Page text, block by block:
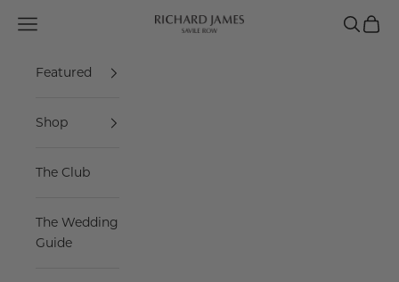
Richard James Savile Row
Navigation menu Search
Cart
Featured
Shop
The Club
The Wedding
Guide